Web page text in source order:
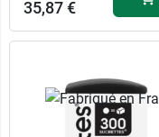
35,87 €